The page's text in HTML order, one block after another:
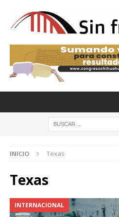
INICIO Texas
Texas
INTERNACIONAL